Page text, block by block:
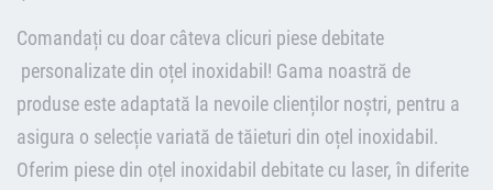
Comandați cu doar câteva clicuri piese debitate
personalizate din oțel inoxidabil! Gama noastră de
produse este adaptată la nevoile clienților noștri, pentru a
asigura o selecție variată de tăieturi din oțel inoxidabil.
Oferim piese din oțel inoxidabil debitate cu laser, în diferite